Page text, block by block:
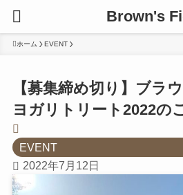
Brown's
ホーム EVENT
【募集締め切り】ブラ
ヨガリトリート2022の
EVENT
2022年7月12日